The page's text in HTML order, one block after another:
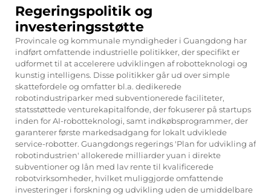
Regeringspolitik og
investeringsstøtte
Provincale og kommunale myndigheder i Guangdong har
indført omfattende industrielle politikker, der specifikt er
udformet til at accelerere udviklingen af robotteknologi og
kunstig intelligens. Disse politikker går ud over simple
skattefordele og omfatter bl.a. dedikerede
robotindustriparker med subventionerede faciliteter,
statsstøttede venturekapitalfonde, der fokuserer på startups
inden for AI-robotteknologi, samt indkøbsprogrammer, der
garanterer første markedsadgang for lokalt udviklede
service-robotter. Guangdongs regerings 'Plan for udvikling af
robotindustrien' allokerede milliarder yuan i direkte
subventioner og lån med lav rente til kvalificerede
robotvirksomheder, hvilket muliggjorde omfattende
investeringer i forskning og udvikling uden de umiddelbare